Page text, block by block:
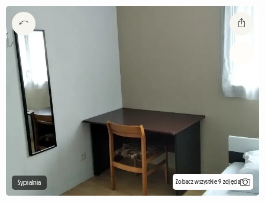
Sypialnia Zobacz wszystkie 9 zdjęcia